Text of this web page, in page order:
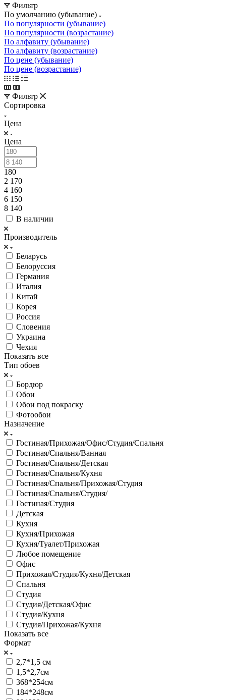
Фильтр
По умолчанию (убывание)
По популярности (убывание)
По популярности (возрастание)
По алфавиту (убывание)
По алфавиту (возрастание)
По цене (убывание)
По цене (возрастание)
Фильтр
Сортировка
Цена
Цена
180
2 170
4 160
6 150
8 140
В наличии
Производитель
Беларусь
Белоруссия
Германия
Италия
Китай
Корея
Россия
Словения
Украина
Чехия
Показать все
Тип обоев
Бордюр
Обои
Обои под покраску
Фотообои
Назначение
Гостиная/Прихожая/Офис/Студия/Спальня
Гостиная/Спальня/Ванная
Гостиная/Спальня/Детская
Гостиная/Спальня/Кухня
Гостиная/Спальня/Прихожая/Студия
Гостиная/Спальня/Студия/
Гостиная/Студия
Детская
Кухня
Кухня/Прихожая
Кухня/Туалет/Прихожая
Любое помещение
Офис
Прихожая/Студия/Кухня/Детская
Спальня
Студия
Студия/Детская/Офис
Студия/Кухня
Студия/Прихожая/Кухня
Показать все
Формат
2,7*1,5 см
1,5*2,7см
368*254см
184*248см